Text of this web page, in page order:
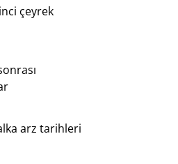
çeyrek
arz tarihleri